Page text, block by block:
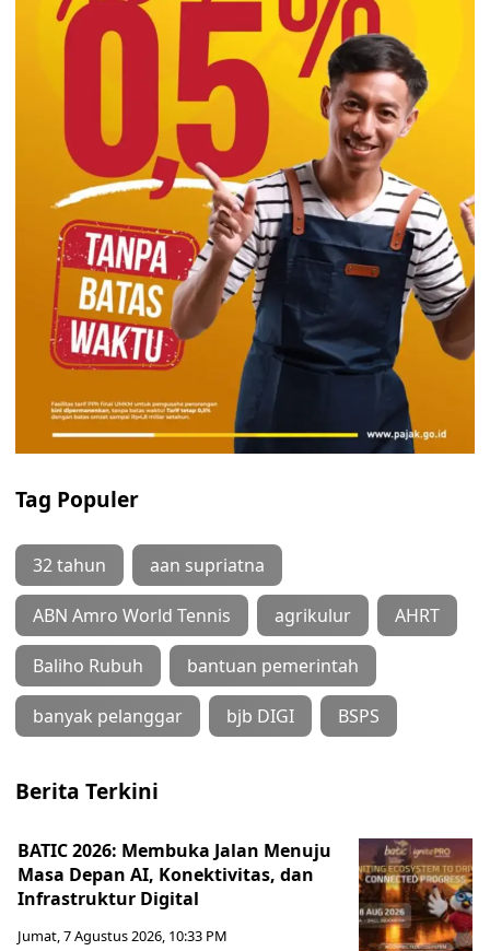
Tag Populer
32 tahun aan supriatna
ABN Amro World Tennis agrikulur AHRT
Baliho Rubuh bantuan pemerintah
banyak pelanggar bjb DIGI BSPS
Berita Terkini
BATIC 2026: Membuka Jalan Menuju
Masa Depan AI, Konektivitas, dan
Infrastruktur Digital
Jumat, 7 Agustus 2026, 10:33 PM